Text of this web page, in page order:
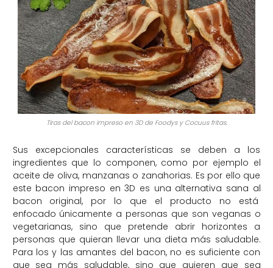
Tiras del bacon impreso en 3D de Foodys y Cocuus fritas.
Sus excepcionales características se deben a los
ingredientes que lo componen, como por ejemplo el
aceite de oliva, manzanas o zanahorias. Es por ello que
este bacon impreso en 3D es una alternativa sana al
bacon original, por lo que el producto no está
enfocado únicamente a personas que son veganas o
vegetarianas, sino que pretende abrir horizontes a
personas que quieran llevar una dieta más saludable.
Para los y las amantes del bacon, no es suficiente con
que sea más saludable, sino que quieren que sea